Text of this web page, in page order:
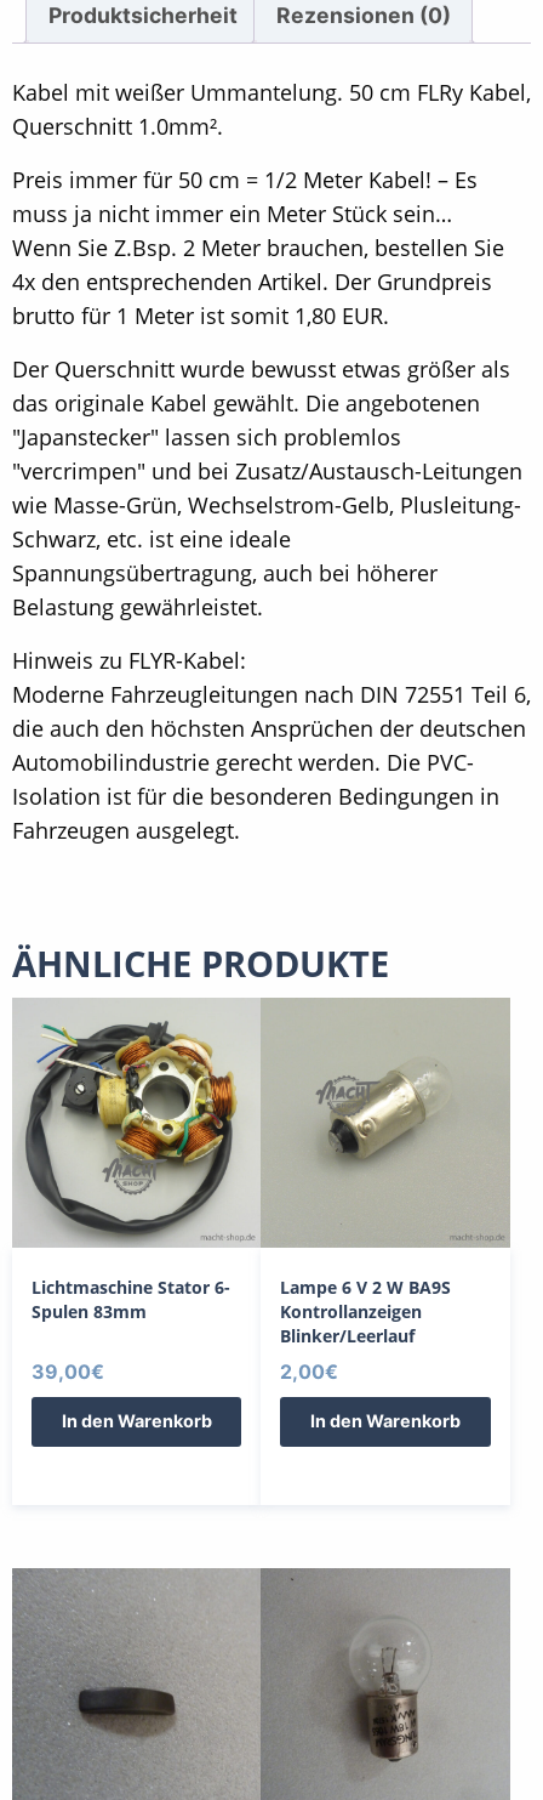
Produktsicherheit Rezensionen (0)
Kabel mit weißer Ummantelung. 50 cm FLRy Kabel,
Querschnitt 1.0mm².
Preis immer für 50 cm = 1/2 Meter Kabel! – Es
muss ja nicht immer ein Meter Stück sein…
Wenn Sie Z.Bsp. 2 Meter brauchen, bestellen Sie
4x den entsprechenden Artikel. Der Grundpreis
brutto für 1 Meter ist somit 1,80 EUR.
Der Querschnitt wurde bewusst etwas größer als
das originale Kabel gewählt. Die angebotenen
"Japanstecker" lassen sich problemlos
"vercrimpen" und bei Zusatz/Austausch-Leitungen
wie Masse-Grün, Wechselstrom-Gelb, Plusleitung-
Schwarz, etc. ist eine ideale
Spannungsübertragung, auch bei höherer
Belastung gewährleistet.
Hinweis zu FLYR-Kabel:
Moderne Fahrzeugleitungen nach DIN 72551 Teil 6,
die auch den höchsten Ansprüchen der deutschen
Automobilindustrie gerecht werden. Die PVC-
Isolation ist für die besonderen Bedingungen in
Fahrzeugen ausgelegt.
ÄHNLICHE PRODUKTE
Lichtmaschine Stator 6-
Spulen 83mm
39,00€
In den Warenkorb
Lampe 6 V 2 W BA9S
Kontrollanzeigen
Blinker/Leerlauf
2,00€
In den Warenkorb